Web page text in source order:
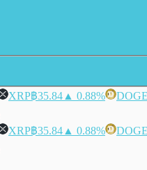
XRP฿35.84 ▲ 0.88% DOGE
XRP฿35.84 ▲ 0.88% DOGE